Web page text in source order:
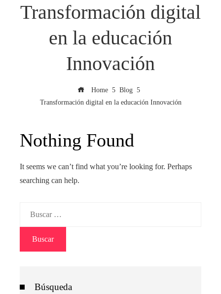
Transformación digital
en la educación
Innovación
Home
Blog
Transformación digital en la educación Innovación
Nothing Found
It seems we can’t find what you’re looking for. Perhaps
searching can help.
Búsqueda